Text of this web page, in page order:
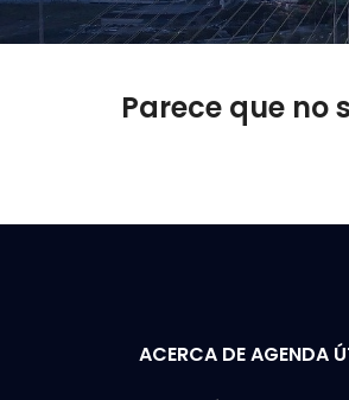
Parece que no
ACERCA DE AGENDA